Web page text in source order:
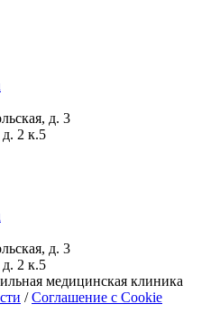
д. 3
2 к.5
д. 3
2 к.5
медицинская клиника
/Соглашение с Cookie